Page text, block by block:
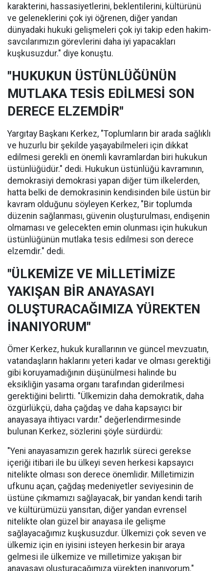
karakterini, hassasiyetlerini, beklentilerini, kültürünü
ve geleneklerini çok iyi öğrenen, diğer yandan
dünyadaki hukuki gelişmeleri çok iyi takip eden hakim-
savcılarımızın görevlerini daha iyi yapacakları
kuşkusuzdur." diye konuştu.
"HUKUKUN ÜSTÜNLÜĞÜNÜN
MUTLAKA TESİS EDİLMESİ SON
DERECE ELZEMDİR"
Yargıtay Başkanı Kerkez, "Toplumların bir arada sağlıklı
ve huzurlu bir şekilde yaşayabilmeleri için dikkat
edilmesi gerekli en önemli kavramlardan biri hukukun
üstünlüğüdür." dedi. Hukukun üstünlüğü kavramının,
demokrasiyi demokrasi yapan diğer tüm ilkelerden,
hatta belki de demokrasinin kendisinden bile üstün bir
kavram olduğunu söyleyen Kerkez, "Bir toplumda
düzenin sağlanması, güvenin oluşturulması, endişenin
olmaması ve gelecekten emin olunması için hukukun
üstünlüğünün mutlaka tesis edilmesi son derece
elzemdir." dedi.
"ÜLKEMİZE VE MİLLETİMİZE
YAKIŞAN BİR ANAYASAYI
OLUŞTURACAĞIMIZA YÜREKTEN
İNANIYORUM"
Ömer Kerkez, hukuk kurallarının ve güncel mevzuatın,
vatandaşların haklarını yeteri kadar ve olması gerektiği
gibi koruyamadığının düşünülmesi halinde bu
eksikliğin yasama organı tarafından giderilmesi
gerektiğini belirtti. "Ülkemizin daha demokratik, daha
özgürlükçü, daha çağdaş ve daha kapsayıcı bir
anayasaya ihtiyacı vardır." değerlendirmesinde
bulunan Kerkez, sözlerini şöyle sürdürdü:
"Yeni anayasamızın gerek hazırlık süreci gerekse
içeriği itibari ile bu ülkeyi seven herkesi kapsayıcı
nitelikte olması son derece önemlidir. Milletimizin
ufkunu açan, çağdaş medeniyetler seviyesinin de
üstüne çıkmamızı sağlayacak, bir yandan kendi tarih
ve kültürümüzü yansıtan, diğer yandan evrensel
nitelikte olan güzel bir anayasa ile gelişme
sağlayacağımız kuşkusuzdur. Ülkemizi çok seven ve
ülkemiz için en iyisini isteyen herkesin bir araya
gelmesi ile ülkemize ve milletimize yakışan bir
anayasayı oluşturacağımıza yürekten inanıyorum."